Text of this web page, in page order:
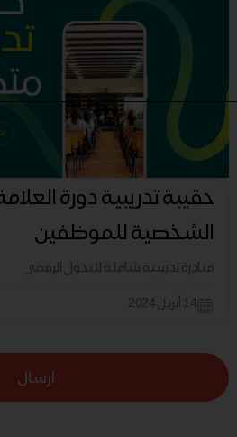
حقيبة تدريبية دورة
الشخصية للموظفين
مبادرة تدريبية شاملة للتحول الرقمي
14 أبريل 2024
ارسال